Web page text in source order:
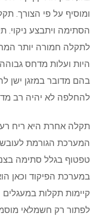
ומוסיף על פי הצורך.
הסתימה ויתבצע
לתקלה חמורה יותר
היות ועלות מדחס
בהם מדובר במזגן ישן
להחלפה לא יהיה רב
תקלה אחרת היא ריח
המערכת הגורמת
טפטוף בגלל סתימה
במערכת הפיקוד וכאן
קיימות תקלות במעגלים
לפתור רק חשמלאי